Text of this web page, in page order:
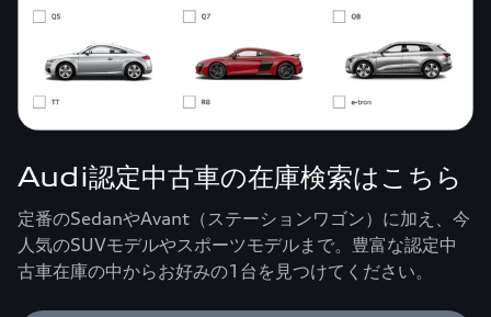
Audi認定中古車の在庫検索はこちら
定番のSedanやAvant（ステーションワゴン）に加え、今
人気のSUVモデルやスポーツモデルまで。豊富な認定中
古車在庫の中からお好みの1台を見つけてください。